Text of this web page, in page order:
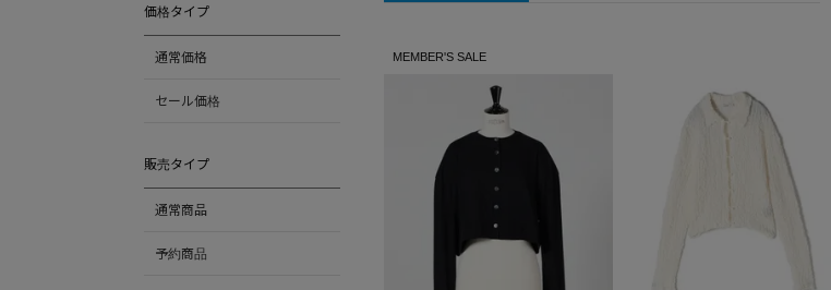
価格タイプ
通常価格
セール価格
販売タイプ
通常商品
予約商品
MEMBER'S SALE